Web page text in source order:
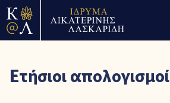
Ετήσιοι απολογισμοί